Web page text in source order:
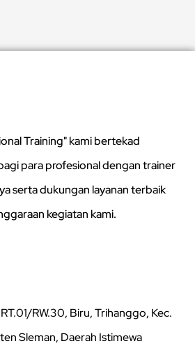
Training" kami bertekad
para profesional dengan trainer
serta dukungan layanan terbaik
kegiatan kami.
RW.30, Biru, Trihanggo, Kec.
Sleman, Daerah Istimewa